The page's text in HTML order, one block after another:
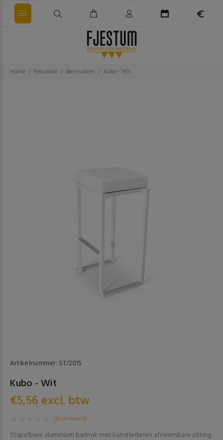
Home Meubilair Barkrukken Kubo - Wit
Artikelnummer: ST/2015
Kubo - Wit
€5,56 excl. btw
(0 reviews)
Stapelbare aluminium barkruk met kunstlederen afneembare zitting